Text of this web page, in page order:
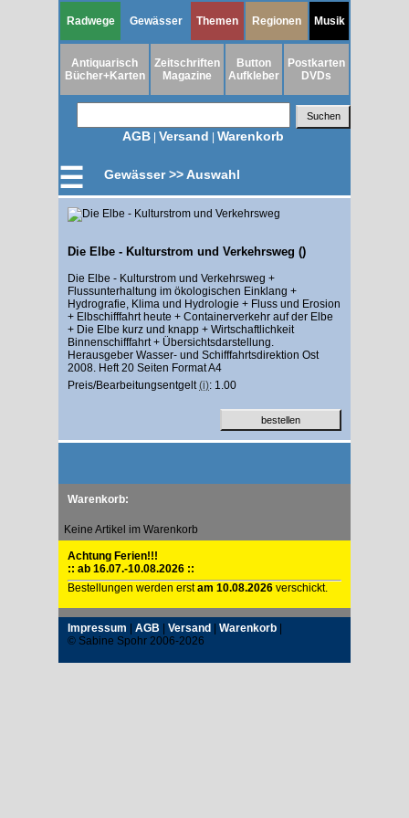
Radwege Gewässer Themen Regionen Musik
Antiquarisch
Bücher+Karten
Zeitschriften
Magazine
Button
Aufkleber
Postkarten
DVDs
AGB | Versand | Warenkorb
☰ Gewässer >> Auswahl
Die Elbe - Kulturstrom und Verkehrsweg ()
Die Elbe - Kulturstrom und Verkehrsweg +
Flussunterhaltung im ökologischen Einklang +
Hydrografie, Klima und Hydrologie + Fluss und Erosion
+ Elbschifffahrt heute + Containerverkehr auf der Elbe
+ Die Elbe kurz und knapp + Wirtschaftlichkeit
Binnenschifffahrt + Übersichtsdarstellung.
Herausgeber Wasser- und Schifffahrtsdirektion Ost
2008. Heft 20 Seiten Format A4
Preis/Bearbeitungsentgelt(i): 1.00
Warenkorb:
Keine Artikel im Warenkorb
Achtung Ferien!!!
:: ab 16.07.-10.08.2026 ::
Bestellungen werden erstam 10.08.2026 verschickt.
Impressum | AGB | Versand | Warenkorb |
© Sabine Spohr 2006-2026